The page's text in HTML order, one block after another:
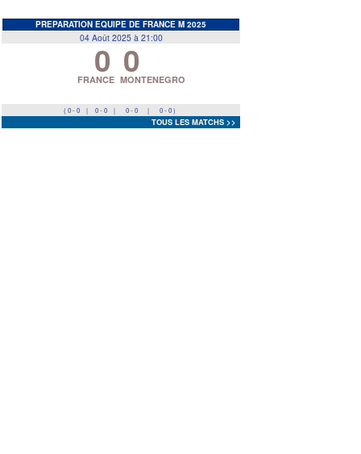
PREPARATION EQUIPE DE FRANCE M 2025
04 Août 2025 à 21:00
0
FRANCE 0
MONTENEGRO
( 0 - 0 | 0 - 0 | 0 - 0 | 0 - 0 )
TOUS LES MATCHS >>